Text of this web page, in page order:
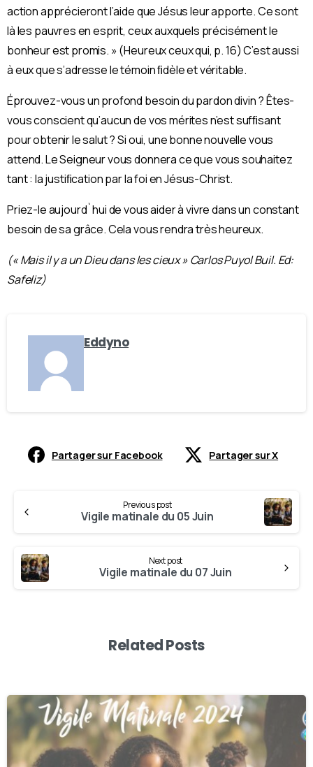
action apprécieront l’aide que Jésus leur apporte. Ce sont
là les pauvres en esprit, ceux auxquels précisément le
bonheur est promis. » (Heureux ceux qui, p. 16) C’est aussi
à eux que s’adresse le témoin ﬁdèle et véritable.
Éprouvez-vous un profond besoin du pardon divin ? Êtes-
vous conscient qu’aucun de vos mérites n’est sufﬁsant
pour obtenir le salut ? Si oui, une bonne nouvelle vous
attend. Le Seigneur vous donnera ce que vous souhaitez
tant : la justiﬁcation par la foi en Jésus-Christ.
Priez-le aujourd`hui de vous aider à vivre dans un constant
besoin de sa grâce. Cela vous rendra très heureux.
(« Mais il y a un Dieu dans les cieux » Carlos Puyol Buil. Ed:
Safeliz)
Eddyno
Partager sur Facebook Partager sur X
Previous post
Vigile matinale du 05 Juin
Next post
Vigile matinale du 07 Juin
Related Posts